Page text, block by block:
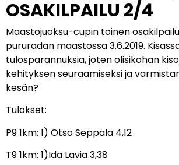
OSAKILPAILU 2/4
Maastojuoksu-cupin toinen
pururadan maastossa 3.6.2019.
tulosparannuksia, joten olisikohan
kehityksen seuraamiseksi ja
kesän?
Tulokset:
P9 1km: 1) Otso Seppälä 4,12
T9 1km: 1)Ida Lavia 3,38